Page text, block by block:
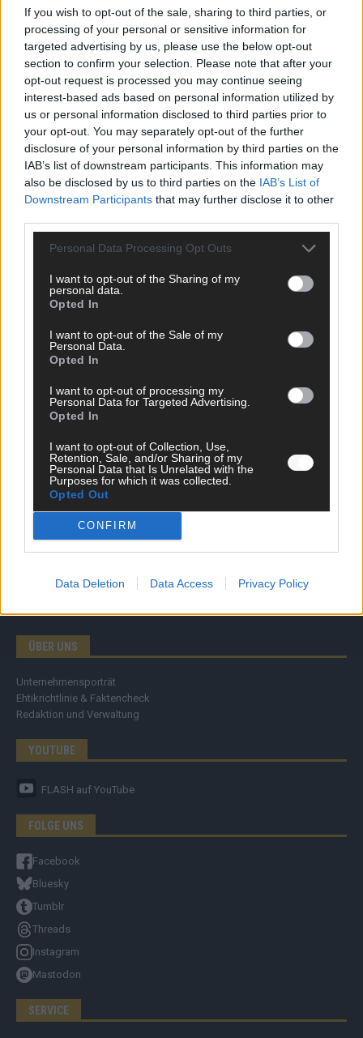
If you wish to opt-out of the sale, sharing to third parties, or
processing of your personal or sensitive information for
targeted advertising by us, please use the below opt-out
section to confirm your selection. Please note that after your
opt-out request is processed you may continue seeing
interest-based ads based on personal information utilized by
us or personal information disclosed to third parties prior to
your opt-out. You may separately opt-out of the further
disclosure of your personal information by third parties on the
IAB’s list of downstream participants. This information may
also be disclosed by us to third parties on the IAB’s List of
Downstream Participants that may further disclose it to other
Personal Data Processing Opt Outs
I want to opt-out of the Sharing of my
personal data.
Opted In
I want to opt-out of the Sale of my
Personal Data.
Opted In
I want to opt-out of processing my
Personal Data for Targeted Advertising.
Opted In
I want to opt-out of Collection, Use,
Retention, Sale, and/or Sharing of my
Personal Data that Is Unrelated with the
Purposes for which it was collected.
Opted Out
CONFIRM
Data Deletion Data Access Privacy Policy
ANZEIGE
SCHNELL ZUM RESSORT
Nachrichten
Ratgeber
Wissen
Kommentar
Streams & Storys
Eurovision
FLASH – DAS VIDEOPORTAL
ÜBER UNS
Unternehmensporträt
Ehtikrichtlinie & Faktencheck
Redaktion und Verwaltung
YOUTUBE
FLASH auf YouTube
FOLGE UNS
Facebook
Bluesky
Tumblr
Threads
Instagram
Mastodon
SERVICE